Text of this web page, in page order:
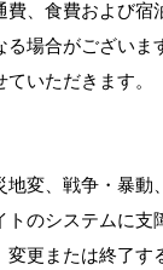
、食費および
る場合がござい
いただきます。
変、戦争・暴
のシステムに
更または終了